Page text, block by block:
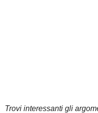
Trovi interessanti gli